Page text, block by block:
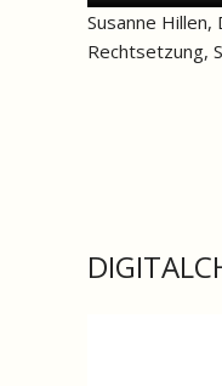
Susanne
Rechtsetzung,